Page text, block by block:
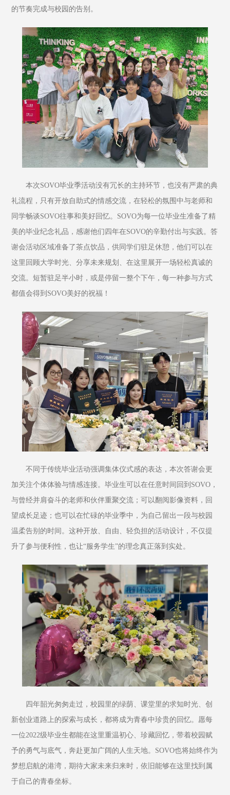
的节奏完成与校园的告别。
本次SOVO毕业季活动没有冗长的主持环节，也没有严肃的典
礼流程，只有开放自助式的情感交流，在轻松的氛围中与老师和
同学畅谈SOVO往事和美好回忆。SOVO为每一位毕业生准备了精
美的毕业纪念礼品，感谢他们四年在SOVO的辛勤付出与实践。答
谢会活动区域准备了茶点饮品，供同学们驻足休憩，他们可以在
这里回顾大学时光、分享未来规划、在这里展开一场轻松真诚的
交流。短暂驻足半小时，或是停留一整个下午，每一种参与方式
都值会得到SOVO美好的祝福！
不同于传统毕业活动强调集体仪式感的表达，本次答谢会更
加关注个体体验与情感连接。毕业生可以在任意时间回到SOVO，
与曾经并肩奋斗的老师和伙伴重聚交流；可以翻阅影像资料，回
望成长足迹；也可以在忙碌的毕业季中，为自己留出一段与校园
温柔告别的时间。这种开放、自由、轻负担的活动设计，不仅提
升了参与便利性，也让“服务学生”的理念真正落到实处。
四年韶光匆匆走过，校园里的绿荫、课堂里的求知时光、创
新创业道路上的探索与成长，都将成为青春中珍贵的回忆。愿每
一位2022级毕业生都能在这里重温初心、珍藏回忆，带着校园赋
予的勇气与底气，奔赴更加广阔的人生天地。SOVO也将始终作为
梦想启航的港湾，期待大家未来归来时，依旧能够在这里找到属
于自己的青春坐标。